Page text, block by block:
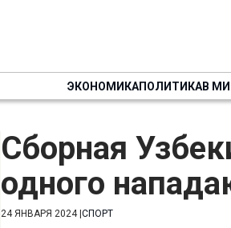
ЭКОНОМИКАПОЛИТИКАВ
Сборная
одного
24 ЯНВАРЯ 2024| СПОРТ